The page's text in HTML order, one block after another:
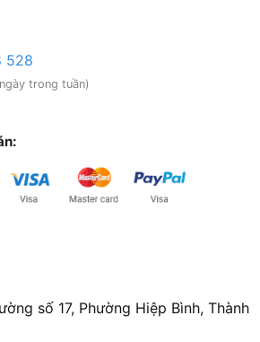
528
trong tuần)
số 17, Phường Hiệp Bình, Thành